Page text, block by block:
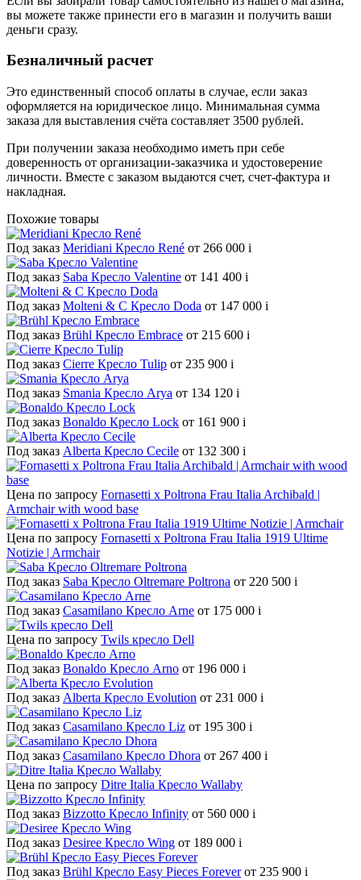
вы можете также принести его в магазин и получить ваши
деньги сразу.
Безналичный расчет
Это единственный способ оплаты в случае, если заказ
оформляется на юридическое лицо. Минимальная сумма
заказа для выставления счёта составляет 3500 рублей.
При получении заказа необходимо иметь при себе
доверенность от организации-заказчика и удостоверение
личности. Вместе с заказом выдаются счет, счет-фактура и
накладная.
Похожие товары
Под заказ Meridiani Кресло René от 266 000 i
Под заказ Saba Кресло Valentine от 141 400 i
Под заказ Molteni & C Кресло Doda от 147 000 i
Под заказ Brühl Кресло Embrace от 215 600 i
Под заказ Cierre Кресло Tulip от 235 900 i
Под заказ Smania Кресло Arya от 134 120 i
Под заказ Bonaldo Кресло Lock от 161 900 i
Под заказ Alberta Кресло Cecile от 132 300 i
Цена по запросу Fornasetti x Poltrona Frau Italia Archibald |
Armchair with wood base
Цена по запросу Fornasetti x Poltrona Frau Italia 1919 Ultime
Notizie | Armchair
Под заказ Saba Кресло Oltremare Poltrona от 220 500 i
Под заказ Casamilano Кресло Arne от 175 000 i
Цена по запросу Twils кресло Dell
Под заказ Bonaldo Кресло Arno от 196 000 i
Под заказ Alberta Кресло Evolution от 231 000 i
Под заказ Casamilano Кресло Liz от 195 300 i
Под заказ Casamilano Кресло Dhora от 267 400 i
Цена по запросу Ditre Italia Кресло Wallaby
Под заказ Bizzotto Кресло Infinity от 560 000 i
Под заказ Desiree Кресло Wing от 189 000 i
Под заказ Brühl Кресло Easy Pieces Forever от 235 900 i